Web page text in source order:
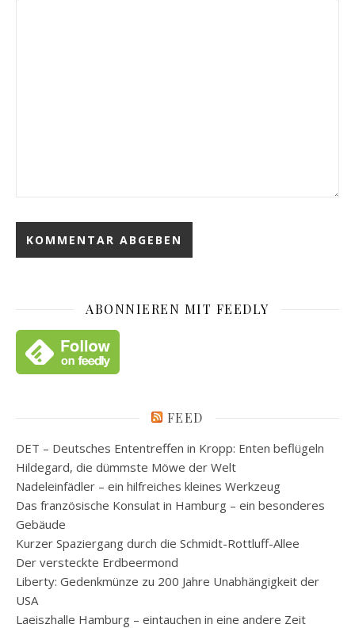
ABONNIEREN MIT FEEDLY
FEED
DET – Deutsches Ententreffen in Kropp: Enten beflügeln
Hildegard, die dümmste Möwe der Welt
Nadeleinfädler – ein hilfreiches kleines Werkzeug
Das französische Konsulat in Hamburg – ein besonderes
Gebäude
Kurzer Spaziergang durch die Schmidt-Rottluff-Allee
Der versteckte Erdbeermond
Liberty: Gedenkmünze zu 200 Jahre Unabhängigkeit der
USA
Laeiszhalle Hamburg – eintauchen in eine andere Zeit